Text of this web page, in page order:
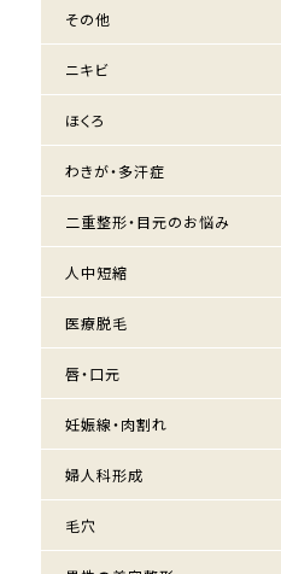
その他
ニキビ
ほくろ
わきが・多汗症
二重整形・目元のお悩み
人中短縮
医療脱毛
唇・口元
妊娠線・肉割れ
婦人科形成
毛穴